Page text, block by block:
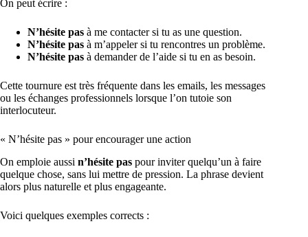
On peut écrire :
N’hésite pas à me contacter si tu as une question.
N’hésite pas à m’appeler si tu rencontres un problème.
N’hésite pas à demander de l’aide si tu en as besoin.
Cette tournure est très fréquente dans les emails, les messages
ou les échanges professionnels lorsque l’on tutoie son
interlocuteur.
« N’hésite pas » pour encourager une action
On emploie aussi n’hésite pas pour inviter quelqu’un à faire
quelque chose, sans lui mettre de pression. La phrase devient
alors plus naturelle et plus engageante.
Voici quelques exemples corrects :